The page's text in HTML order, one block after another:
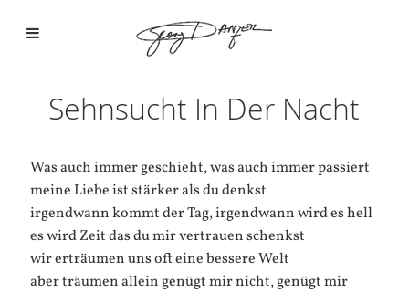
Sehnsucht In Der Nacht
Was auch immer geschieht, was auch immer passiert
meine Liebe ist stärker als du denkst
irgendwann kommt der Tag, irgendwann wird es hell
es wird Zeit das du mir vertrauen schenkst
wir erträumen uns oft eine bessere Welt
aber träumen allein genügt mir nicht, genügt mir